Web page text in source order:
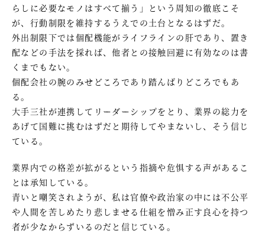
らしに必要なモノはすべて揃う」という周知の徹底こそ
が、行動制限を維持するうえでの土台となるはずだ。
外出制限下では個配機能がライフラインの肝であり、置き
配などの手法を採れば、他者との接触回避に有効なのは書
くまでもない。
個配会社の腕のみせどころであり踏んばりどころでもあ
る。
大手三社が連携してリーダーシップをとり、業界の総力を
あげて国難に挑むはずだと期待してやまないし、そう信じ
ている。
業界内での格差が拡がるという指摘や危惧する声があるこ
とは承知している。
青いと嘲笑されようが、私は官僚や政治家の中には不公平
や人間を苦しめたり悲しませる仕組を憎み正す良心を持つ
者が少なからずいるのだと信じている。